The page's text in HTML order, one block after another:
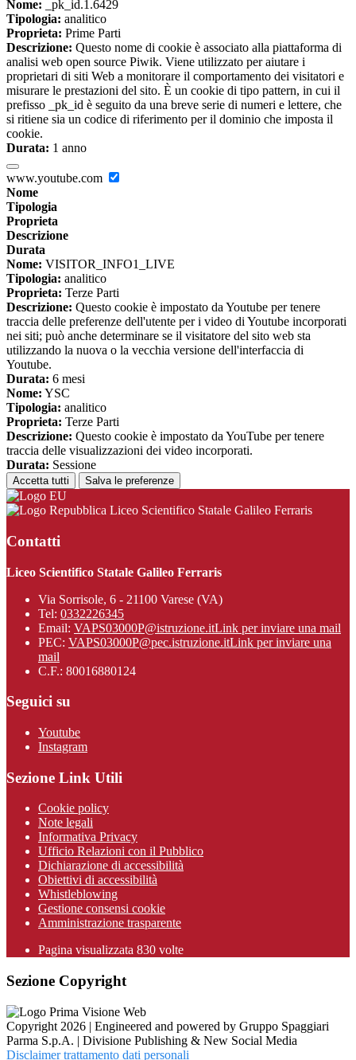
Nome: _pk_id.1.6429
Tipologia: analitico
Proprieta: Prime Parti
Descrizione: Questo nome di cookie è associato alla piattaforma di
analisi web open source Piwik. Viene utilizzato per aiutare i
proprietari di siti Web a monitorare il comportamento dei visitatori e
misurare le prestazioni del sito. È un cookie di tipo pattern, in cui il
prefisso _pk_id è seguito da una breve serie di numeri e lettere, che
si ritiene sia un codice di riferimento per il dominio che imposta il
cookie.
Durata: 1 anno
www.youtube.com
Nome
Tipologia
Proprieta
Descrizione
Durata
Nome: VISITOR_INFO1_LIVE
Tipologia: analitico
Proprieta: Terze Parti
Descrizione: Questo cookie è impostato da Youtube per tenere
traccia delle preferenze dell'utente per i video di Youtube incorporati
nei siti; può anche determinare se il visitatore del sito web sta
utilizzando la nuova o la vecchia versione dell'interfaccia di
Youtube.
Durata: 6 mesi
Nome: YSC
Tipologia: analitico
Proprieta: Terze Parti
Descrizione: Questo cookie è impostato da YouTube per tenere
traccia delle visualizzazioni dei video incorporati.
Durata: Sessione
Accetta tutti Salva le preferenze
Liceo Scientifico Statale Galileo Ferraris
Contatti
Liceo Scientifico Statale Galileo Ferraris
Via Sorrisole, 6 - 21100 Varese (VA)
Tel: 0332226345
Email: VAPS03000P@istruzione.itLink per inviare una mail
PEC: VAPS03000P@pec.istruzione.itLink per inviare una
mail
C.F.: 80016880124
Seguici su
Youtube
Instagram
Sezione Link Utili
Cookie policy
Note legali
Informativa Privacy
Ufficio Relazioni con il Pubblico
Dichiarazione di accessibilità
Obiettivi di accessibilità
Whistleblowing
Gestione consensi cookie
Amministrazione trasparente
Pagina visualizzata 830 volte
Sezione Copyright
Copyright 2026 | Engineered and powered by Gruppo Spaggiari
Parma S.p.A. | Divisione Publishing & New Social Media
Disclaimer trattamento dati personali